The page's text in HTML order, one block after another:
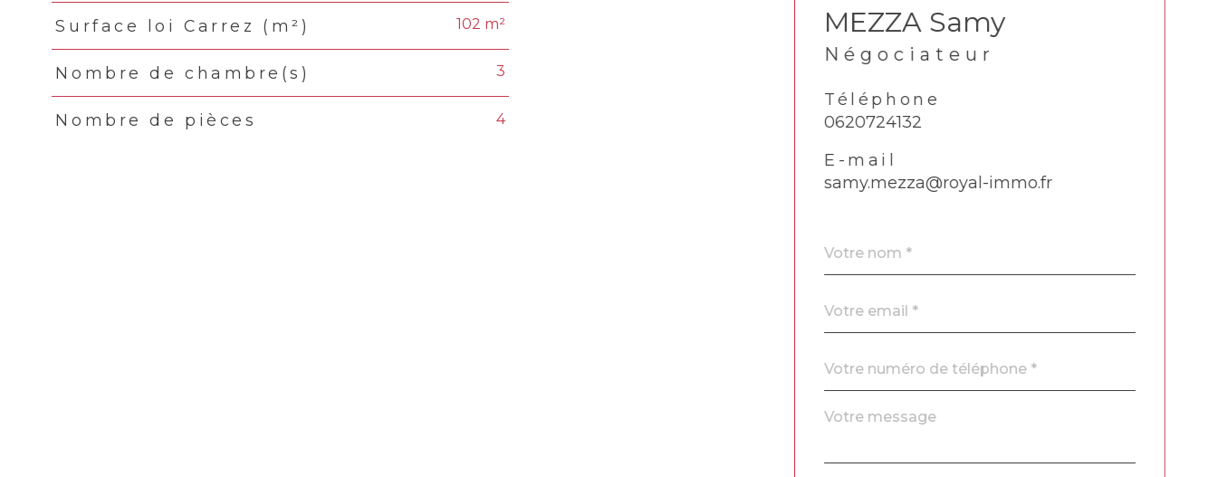
Surface loi Carrez (m²) 102 m²
Nombre de chambre(s) 3
Nombre de pièces 4
MEZZA Samy
Négociateur
Téléphone
0620724132
E-mail
samy.mezza@royal-immo.fr
par
*
*
*
Fieldset
défaut
Message
*